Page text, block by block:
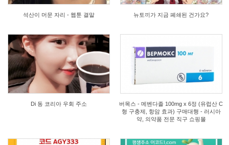
석산이 머문 자리 - 웹툰 결말 뉴토끼가 지금 폐쇄된 건가요?
11
Di 동 코리아 우회 주소
10
버목스 - 메벤다졸 100mg x 6정 (유럽산 C
형 구충제, 항암 효과) 구매대행 - 러시아
약, 의약품 전문 직구 쇼핑몰